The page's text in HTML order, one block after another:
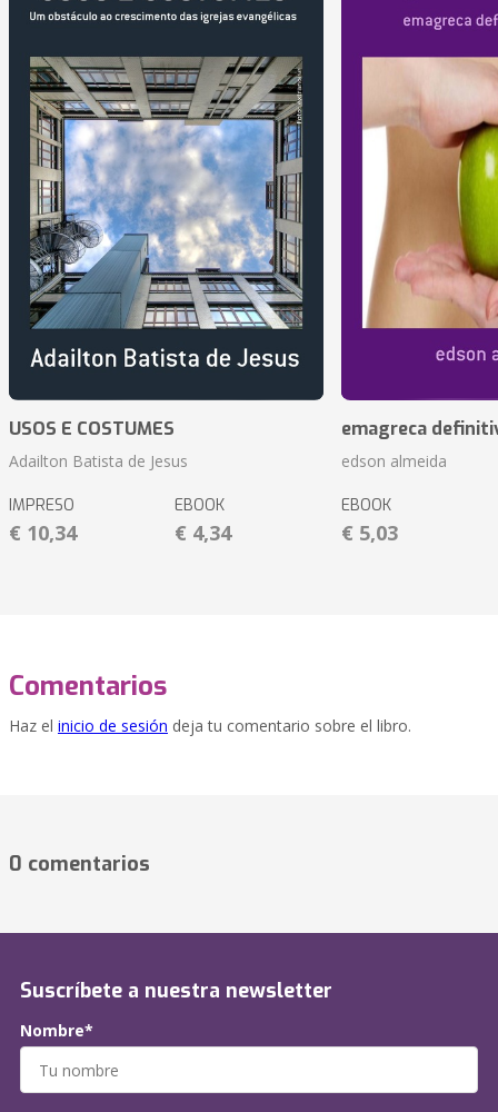
USOS E COSTUMES
Adailton Batista de Jesus
IMPRESO
€ 10,34
EBOOK
€ 4,34
emagreca
edson almeida
EBOOK
€ 5,03
Comentarios
Haz el inicio de sesión deja tu comentario sobre el libro.
0 comentarios
Suscríbete a nuestra newsletter
Nombre*